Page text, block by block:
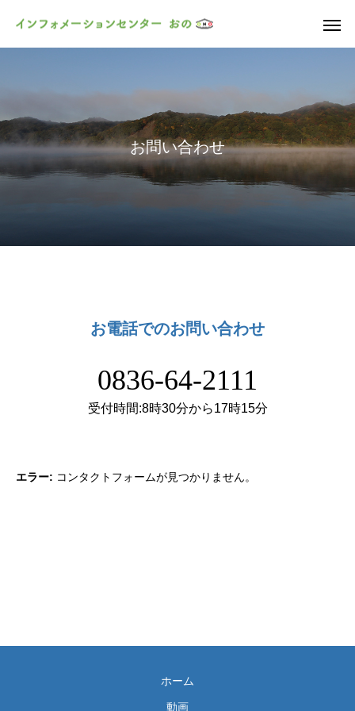
お問い合わせ
お電話でのお問い合わせ
0836-64-2111
受付時間:8時30分から17時15分
エラー: コンタクトフォームが見つかりません。
ホーム
動画